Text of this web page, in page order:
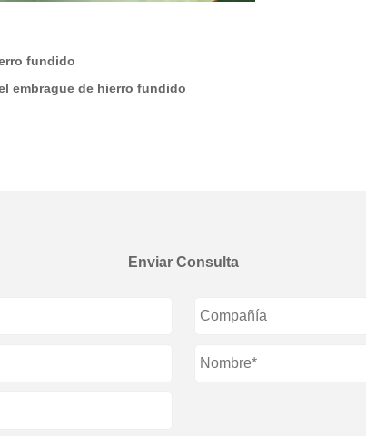
fundido
embrague de hierro fundido
Enviar Consulta